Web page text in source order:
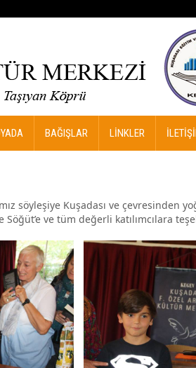
BAĞIŞLAR LINKLER
söyleşiye Kuşadası ve çevresinden
ve tüm değerli katılımcılara